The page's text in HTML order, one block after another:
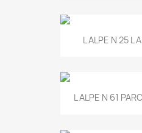
L ALPE N 25 L
L ALPE N 61